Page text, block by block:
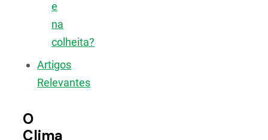
e
na
colheita?
Artigos
Relevantes
O
Clima